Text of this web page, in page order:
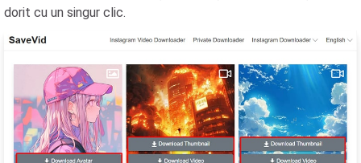
dorit cu un singur clic.